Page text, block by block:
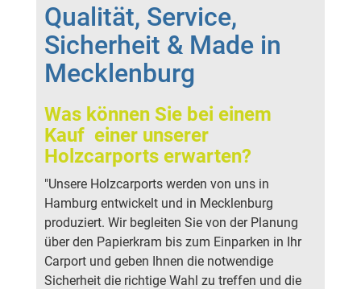
Qualität, Service,
Sicherheit & Made in
Mecklenburg
Was können Sie bei einem
Kauf einer unserer
Holzcarports erwarten?
"Unsere Holzcarports werden von uns in
Hamburg entwickelt und in Mecklenburg
produziert. Wir begleiten Sie von der Planung
über den Papierkram bis zum Einparken in Ihr
Carport und geben Ihnen die notwendige
Sicherheit die richtige Wahl zu treffen und die